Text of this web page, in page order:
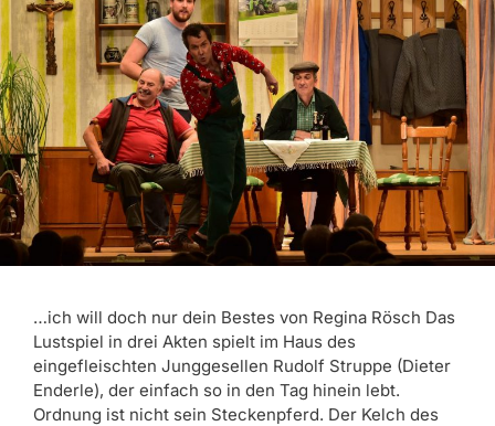
…ich will doch nur dein Bestes von Regina Rösch Das
Lustspiel in drei Akten spielt im Haus des
eingefleischten Junggesellen Rudolf Struppe (Dieter
Enderle), der einfach so in den Tag hinein lebt.
Ordnung ist nicht sein Steckenpferd. Der Kelch des